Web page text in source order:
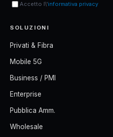
Accetto l\'informativa privacy
SOLUZIONI
Privati & Fibra
Mobile 5G
Business / PMI
Enterprise
Pubblica Amm.
Wholesale